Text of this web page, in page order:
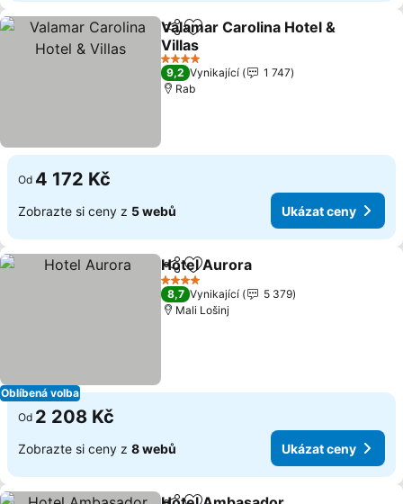
SdíletPřidat na seznam oblíbených
Valamar Carolina Hotel &
Villas
4 Počet hvězdiček
9,2 Vynikající
1 747
Rab
Od 4 172 Kč
Zobrazte si ceny z 5 webů Ukázat ceny
Oblíbená volba
SdíletPřidat na seznam oblíbených
Hotel Aurora
4 Počet hvězdiček
8,7 Vynikající
5 379
Mali Lošinj
Od 2 208 Kč
Zobrazte si ceny z 8 webů Ukázat ceny